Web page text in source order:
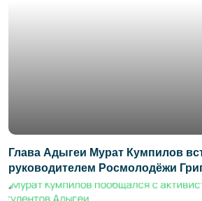
Глава Адыгеи Мурат Кумпилов
руководителем Росмолодёжи